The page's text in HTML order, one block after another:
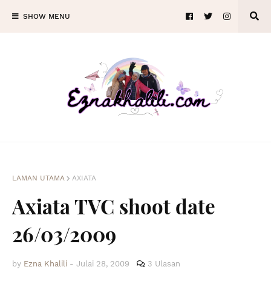
SHOW MENU
LAMAN UTAMA AXIATA
Axiata TVC shoot date
26/03/2009
by Ezna Khalili - Julai 28, 2009 3 Ulasan